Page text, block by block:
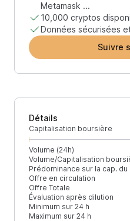
Metamask ...
10,000 cryptos
Données sécurisées
Suivre
Détails
Capitalisation boursière
Volume (24h)
Volume/Capitalisation
Prédominance sur la cap. du
Offre en circulation
Offre Totale
Évaluation après dilution
Minimum sur 24 h
Maximum sur 24 h